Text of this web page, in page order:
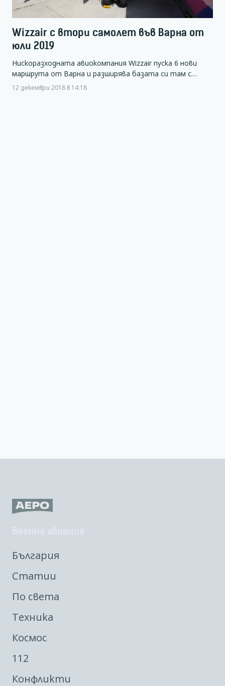
Wizzair с втори самолет във Варна от
юли 2019
Нискоразходната авиокомпания Wizzair пуска 6 нови
маршрута от Варна и разширява базата си там с…
12 декември 2018 в 14:18
България
Статии
По света
Техника
Космос
112
Конфликти